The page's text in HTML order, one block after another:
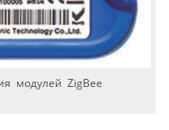
модулей ZigBee